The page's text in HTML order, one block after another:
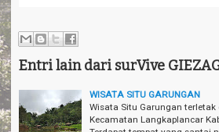
Entri lain dari surVive
WISATA SITU GARUNGAN
Wisata Situ Garungan terletak
Kecamatan Langkaplancar